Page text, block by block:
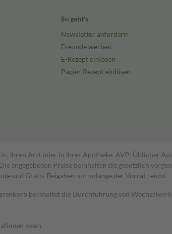
So geht's
Newsletter anfordern
Freunde werben
E-Rezept einlösen
Papier Rezept einlösen
Ihren Arzt oder in Ihrer Apotheke. AVP: Üblicher
Preise beinhalten die gesetzlich
und Gratis-Beigaben nur solange der Vorrat reicht.
beinhaltet die Durchführung von
lesen.